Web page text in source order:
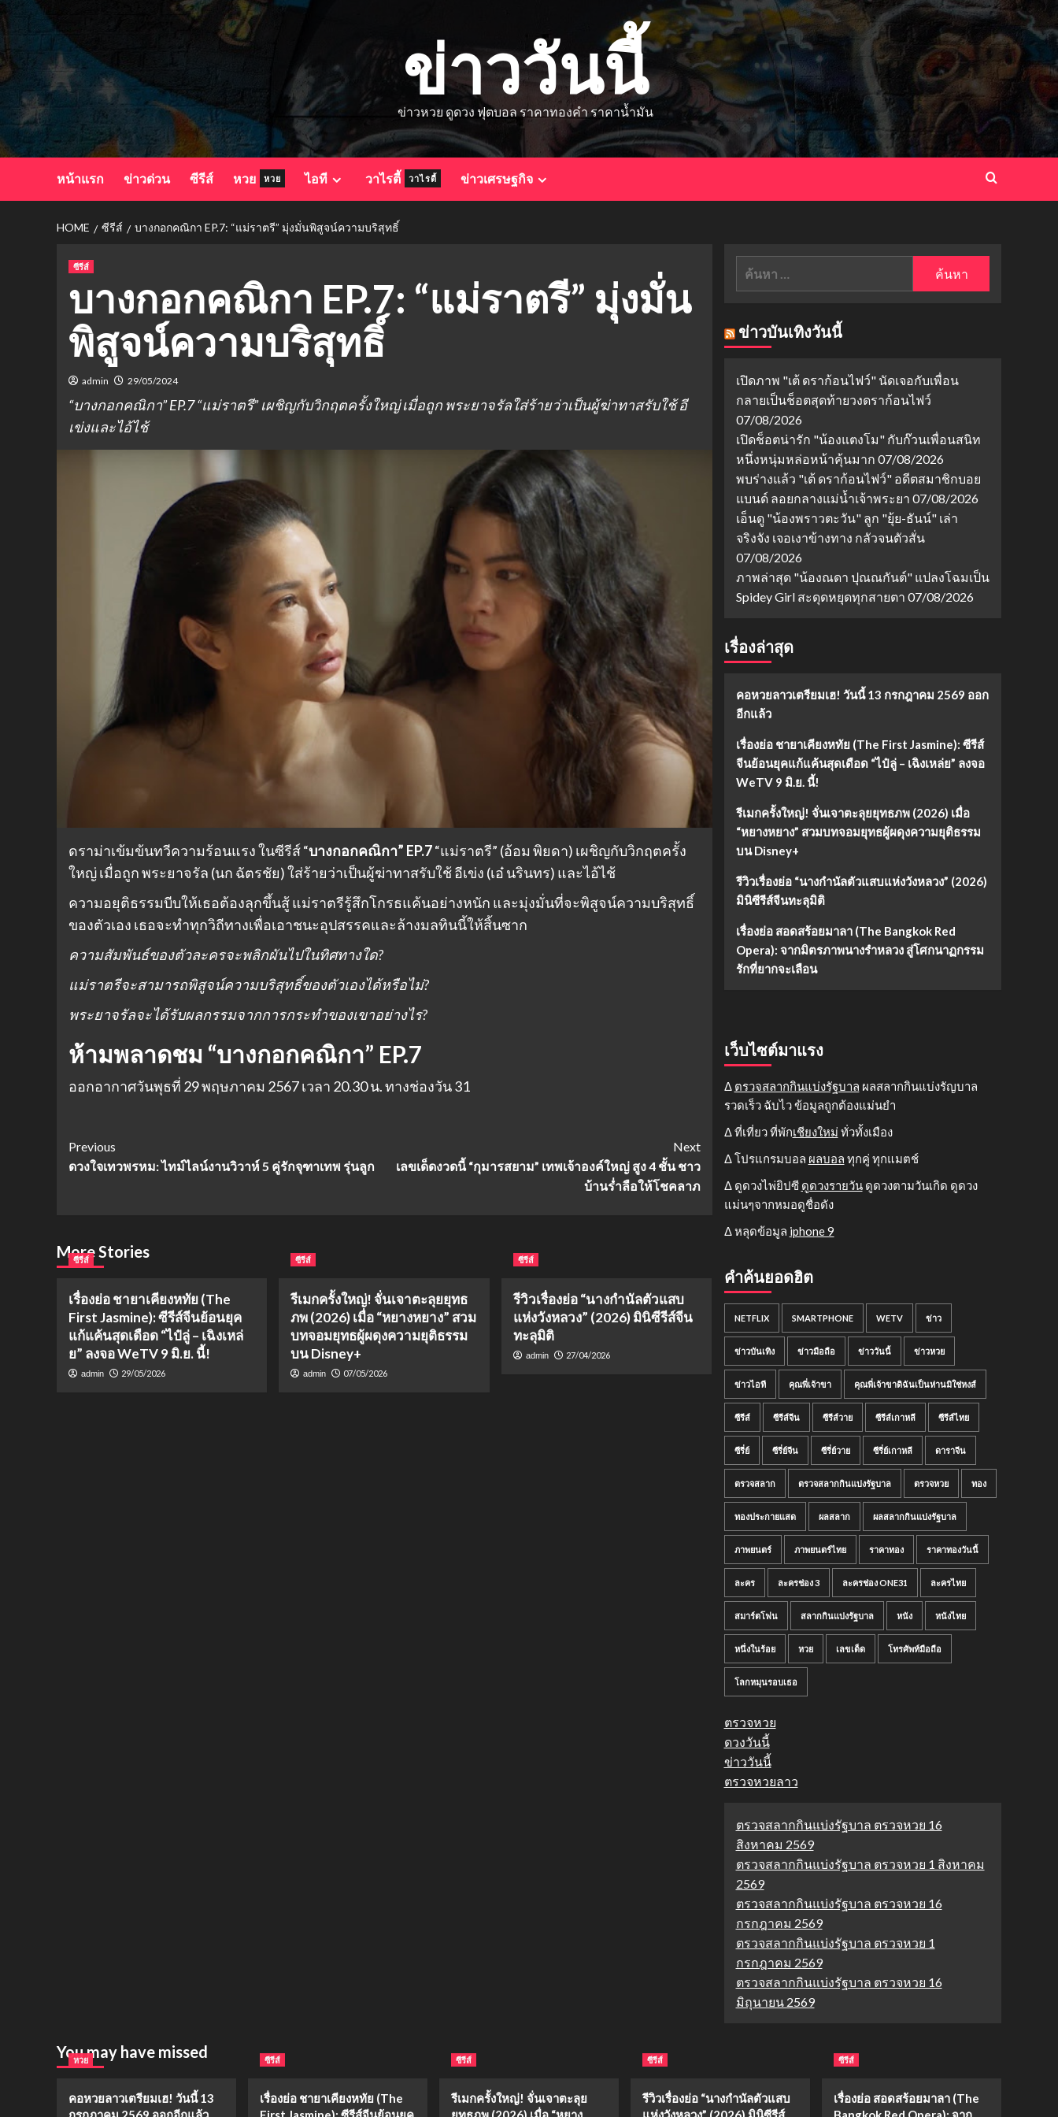
to
content
ข่าววันนี้
ข่าวหวย ดูดวง ฟุตบอล ราคาทองคำ ราคาน้ำมัน
หน้าแรก ข่าวด่วน ซีรีส์ หวย หวย ไอที วาไรตี้ วาไรตี้ ข่าวเศรษฐกิจ
HOME ซีรีส์ บางกอกคณิกา EP.7: “แม่ราตรี” มุ่งมั่นพิสูจน์ความบริสุทธิ์
ซีรีส์
บางกอกคณิกา EP.7: “แม่ราตรี” มุ่งมั่น
พิสูจน์ความบริสุทธิ์
admin 29/05/2024
“บางกอกคณิกา” EP.7 “แม่ราตรี” เผชิญกับวิกฤตครั้งใหญ่ เมื่อถูก พระยาจรัลใส่ร้ายว่าเป็นผู้ฆ่าทาสรับใช้ อี
เข่งและไอ้ไช้
ดราม่าเข้มข้นทวีความร้อนแรง ในซีรีส์ “บางกอกคณิกา” EP.7“แม่ราตรี” (อ้อม พิยดา) เผชิญกับวิกฤตครั้ง
ใหญ่ เมื่อถูก พระยาจรัล (นก ฉัตรชัย) ใส่ร้ายว่าเป็นผู้ฆ่าทาสรับใช้ อีเข่ง (เอ๋ นรินทร) และไอ้ไช้
ความอยุติธรรมบีบให้เธอต้องลุกขึ้นสู้ แม่ราตรีรู้สึกโกรธแค้นอย่างหนัก และมุ่งมั่นที่จะพิสูจน์ความบริสุทธิ์
ของตัวเอง เธอจะทำทุกวิถีทางเพื่อเอาชนะอุปสรรคและล้างมลทินนี้ให้สิ้นซาก
ความสัมพันธ์ของตัวละครจะพลิกผันไปในทิศทางใด?
แม่ราตรีจะสามารถพิสูจน์ความบริสุทธิ์ของตัวเองได้หรือไม่?
พระยาจรัลจะได้รับผลกรรมจากการกระทำของเขาอย่างไร?
ห้ามพลาดชม “บางกอกคณิกา” EP.7
ออกอากาศวันพุธที่ 29 พฤษภาคม 2567 เวลา 20.30 น. ทางช่องวัน 31
Post
Navigation
Previous
ดวงใจเทวพรหม: ไทม์ไลน์งานวิวาห์ 5 คู่รักจุฑาเทพ รุ่นลูก
Next
เลขเด็ดงวดนี้ “กุมารสยาม” เทพเจ้าองค์ใหญ่ สูง 4 ชั้น ชาว
บ้านร่ำลือให้โชคลาภ
More Stories
ซีรีส์
เรื่องย่อ ชายาเคียงหทัย (The
First Jasmine): ซีรีส์จีนย้อนยุค
แก้แค้นสุดเดือด “ไป๋ลู่ – เฉิงเหล่
ย” ลงจอ WeTV 9 มิ.ย. นี้!
admin 29/05/2026
ซีรีส์
รีเมกครั้งใหญ่! จั่นเจาตะลุยยุทธ
ภพ (2026) เมื่อ “หยางหยาง” สวม
บทจอมยุทธผู้ผดุงความยุติธรรม
บน Disney+
admin 07/05/2026
ซีรีส์
รีวิวเรื่องย่อ “นางกำนัลตัวแสบ
แห่งวังหลวง” (2026) มินิซีรีส์จีน
ทะลุมิติ
admin 27/04/2026
ค้นหา
ข่าวบันเทิงวันนี้
เปิดภาพ "เต้ ดราก้อนไฟว์" นัดเจอกับเพื่อน
กลายเป็นช็อตสุดท้ายวงดราก้อนไฟว์
07/08/2026
เปิดช็อตน่ารัก "น้องแตงโม" กับก๊วนเพื่อนสนิท
หนึ่งหนุ่มหล่อหน้าคุ้นมาก 07/08/2026
พบร่างแล้ว "เต้ ดราก้อนไฟว์" อดีตสมาชิกบอย
แบนด์ ลอยกลางแม่น้ำเจ้าพระยา 07/08/2026
เอ็นดู "น้องพราวตะวัน" ลูก "ยุ้ย-ธันน์" เล่า
จริงจัง เจอเงาข้างทาง กลัวจนตัวสั่น
07/08/2026
ภาพล่าสุด "น้องณดา ปุณณกันต์" แปลงโฉมเป็น
Spidey Girl สะดุดหยุดทุกสายตา 07/08/2026
เรื่องล่าสุด
คอหวยลาวเตรียมเฮ! วันนี้ 13 กรกฎาคม 2569 ออก
อีกแล้ว
เรื่องย่อ ชายาเคียงหทัย (The First Jasmine): ซีรีส์
จีนย้อนยุคแก้แค้นสุดเดือด “ไป๋ลู่ – เฉิงเหล่ย” ลงจอ
WeTV 9 มิ.ย. นี้!
รีเมกครั้งใหญ่! จั่นเจาตะลุยยุทธภพ (2026) เมื่อ
“หยางหยาง” สวมบทจอมยุทธผู้ผดุงความยุติธรรม
บน Disney+
รีวิวเรื่องย่อ “นางกำนัลตัวแสบแห่งวังหลวง” (2026)
มินิซีรีส์จีนทะลุมิติ
เรื่องย่อ สอดสร้อยมาลา (The Bangkok Red
Opera): จากมิตรภาพนางรำหลวง สู่โศกนาฏกรรม
รักที่ยากจะเลือน
เว็บไซต์มาแรง
Δ ตรวจสลากกินแบ่งรัฐบาล ผลสลากกินแบ่งรัญบาล
รวดเร็ว ฉับไว ข้อมูลถูกต้องแม่นยำ
Δ ที่เที่ยว ที่พักเชียงใหม่ ทั่วทั้งเมือง
Δ โปรแกรมบอล ผลบอล ทุกคู่ ทุกแมตช์
Δ ดูดวงไพ่ยิปซี ดูดวงรายวันดูดวงตามวันเกิด ดูดวง
แม่นๆจากหมอดูชื่อดัง
Δ หลุดข้อมูล iphone 9
คำค้นยอดฮิต
NETFLIX SMARTPHONE WETV ข่าว
ข่าวบันเทิง ข่าวมือถือ ข่าววันนี้ ข่าวหวย
ข่าวไอที คุณพี่เจ้าขา คุณพี่เจ้าขาดิฉันเป็นห่านมิใช่หงส์
ซีรีส์ ซีรีส์จีน ซีรีส์วาย ซีรีส์เกาหลี ซีรีส์ไทย
ซีรี่ย์ ซีรี่ย์จีน ซีรี่ย์วาย ซีรี่ย์เกาหลี ดาราจีน
ตรวจสลาก ตรวจสลากกินแบ่งรัฐบาล ตรวจหวย ทอง
ทองประกายแสด ผลสลาก ผลสลากกินแบ่งรัฐบาล
ภาพยนตร์ ภาพยนตร์ไทย ราคาทอง ราคาทองวันนี้
ละคร ละครช่อง 3 ละครช่อง ONE31 ละครไทย
สมาร์ตโฟน สลากกินแบ่งรัฐบาล หนัง หนังไทย
หนึ่งในร้อย หวย เลขเด็ด โทรศัพท์มือถือ
โลกหมุนรอบเธอ
ตรวจหวย
ดวงวันนี้
ข่าววันนี้
ตรวจหวยลาว
ตรวจสลากกินแบ่งรัฐบาล ตรวจหวย 16
สิงหาคม 2569
ตรวจสลากกินแบ่งรัฐบาล ตรวจหวย 1 สิงหาคม
2569
ตรวจสลากกินแบ่งรัฐบาล ตรวจหวย 16
กรกฎาคม 2569
ตรวจสลากกินแบ่งรัฐบาล ตรวจหวย 1
กรกฎาคม 2569
ตรวจสลากกินแบ่งรัฐบาล ตรวจหวย 16
มิถุนายน 2569
You may have missed
หวย
คอหวยลาวเตรียมเฮ! วันนี้ 13
ซีรีส์
เรื่องย่อ ชายาเคียงหทัย (The
ซีรีส์
รีเมกครั้งใหญ่! จั่นเจาตะลุย
ซีรีส์
รีวิวเรื่องย่อ “นางกำนัลตัวแสบ
ซีรีส์
เรื่องย่อ สอดสร้อยมาลา (The